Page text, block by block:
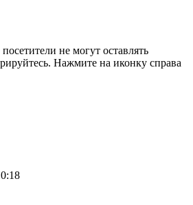
не могут оставлять
Нажмите на иконку справа